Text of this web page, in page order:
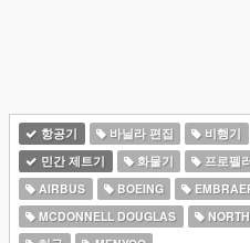
항공기 바닐라 편집 비행기
민간 제트기
화물기 프로펠
AIRBUS
BOEING
MCDONNELL DOUGLAS